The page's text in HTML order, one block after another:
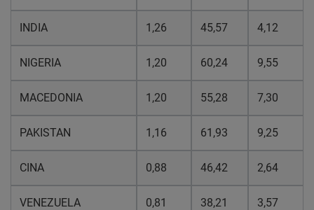
INDIA 1,26 45,57 4,12
NIGERIA 1,20 60,24 9,55
MACEDONIA 1,20 55,28 7,30
PAKISTAN 1,16 61,93 9,25
CINA 0,88 46,42 2,64
VENEZUELA 0,81 38,21 3,57